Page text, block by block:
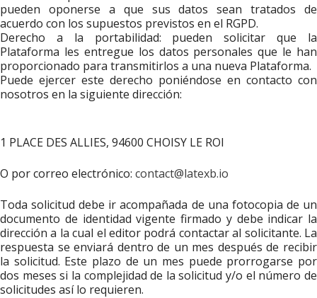
pueden oponerse a que sus datos sean tratados de
acuerdo con los supuestos previstos en el RGPD.
Derecho a la portabilidad: pueden solicitar que la
Plataforma les entregue los datos personales que le han
proporcionado para transmitirlos a una nueva Plataforma.
Puede ejercer este derecho poniéndose en contacto con
nosotros en la siguiente dirección:
1 PLACE DES ALLIES, 94600 CHOISY LE ROI
O por correo electrónico: contact@latexb.io
Toda solicitud debe ir acompañada de una fotocopia de un
documento de identidad vigente firmado y debe indicar la
dirección a la cual el editor podrá contactar al solicitante. La
respuesta se enviará dentro de un mes después de recibir
la solicitud. Este plazo de un mes puede prorrogarse por
dos meses si la complejidad de la solicitud y/o el número de
solicitudes así lo requieren.